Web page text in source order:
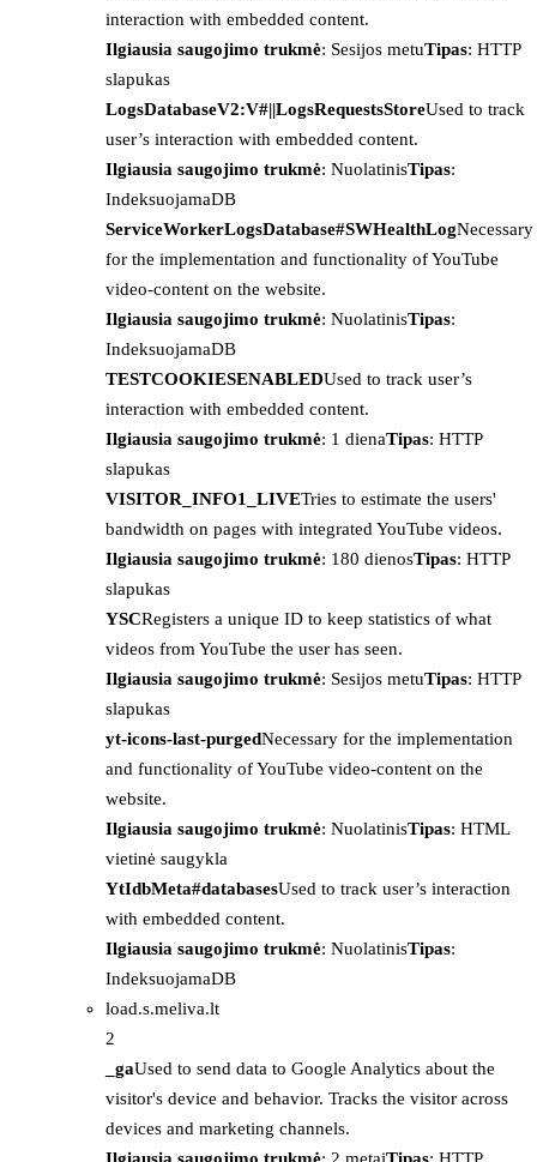
interaction with embedded content.
Ilgiausia saugojimo trukmė: Sesijos metuTipas: HTTP
slapukas
LogsDatabaseV2:V#||LogsRequestsStoreUsed to track
user’s interaction with embedded content.
Ilgiausia saugojimo trukmė: NuolatinisTipas:
IndeksuojamaDB
ServiceWorkerLogsDatabase#SWHealthLogNecessary
for the implementation and functionality of YouTube
video-content on the website.
Ilgiausia saugojimo trukmė: NuolatinisTipas:
IndeksuojamaDB
TESTCOOKIESENABLEDUsed to track user’s
interaction with embedded content.
Ilgiausia saugojimo trukmė: 1 dienaTipas: HTTP
slapukas
VISITOR_INFO1_LIVETries to estimate the users'
bandwidth on pages with integrated YouTube videos.
Ilgiausia saugojimo trukmė: 180 dienosTipas: HTTP
slapukas
YSCRegisters a unique ID to keep statistics of what
videos from YouTube the user has seen.
Ilgiausia saugojimo trukmė: Sesijos metuTipas: HTTP
slapukas
yt-icons-last-purgedNecessary for the implementation
and functionality of YouTube video-content on the
website.
Ilgiausia saugojimo trukmė: NuolatinisTipas: HTML
vietinė saugykla
YtIdbMeta#databasesUsed to track user’s interaction
with embedded content.
Ilgiausia saugojimo trukmė: NuolatinisTipas:
IndeksuojamaDB
load.s.meliva.lt
2
_gaUsed to send data to Google Analytics about the
visitor's device and behavior. Tracks the visitor across
devices and marketing channels.
Ilgiausia saugojimo trukmė: 2 metaiTipas: HTTP